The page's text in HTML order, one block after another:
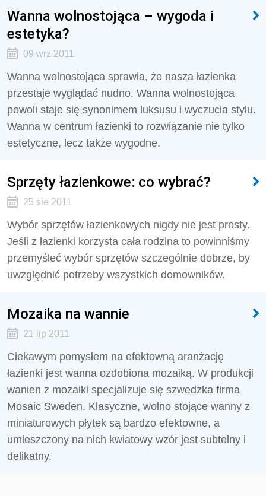
Wanna wolnostojąca – wygoda i
estetyka?
09 wrz 2011
Wanna wolnostojąca sprawia, że nasza łazienka
przestaje wyglądać nudno. Wanna wolnostojąca
powoli staje się synonimem luksusu i wyczucia stylu.
Wanna w centrum łazienki to rozwiązanie nie tylko
estetyczne, lecz także wygodne.
Sprzęty łazienkowe: co wybrać?
25 sie 2011
Wybór sprzętów łazienkowych nigdy nie jest prosty.
Jeśli z łazienki korzysta cała rodzina to powinniśmy
przemyśleć wybór sprzętów szczególnie dobrze, by
uwzględnić potrzeby wszystkich domowników.
Mozaika na wannie
21 lip 2011
Ciekawym pomysłem na efektowną aranżację
łazienki jest wanna ozdobiona mozaiką. W produkcji
wanien z mozaiki specjalizuje się szwedzka firma
Mosaic Sweden. Klasyczne, wolno stojące wanny z
miniaturowych płytek są bardzo efektowne, a
umieszczony na nich kwiatowy wzór jest subtelny i
delikatny.